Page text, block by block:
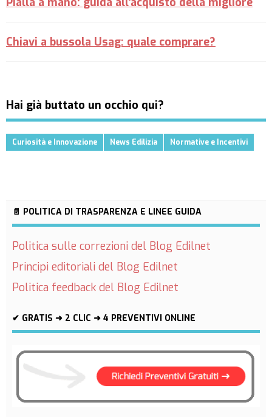
Chiavi a bussola Usag: quale comprare?
Hai già buttato un occhio qui?
Curiosità e Innovazione News Edilizia Normative e Incentivi
📄 POLITICA DI TRASPARENZA E LINEE GUIDA
Politica sulle correzioni del Blog Edilnet
Principi editoriali del Blog Edilnet
Politica feedback del Blog Edilnet
✔ GRATIS ➜ 2 CLIC ➜ 4 PREVENTIVI ONLINE